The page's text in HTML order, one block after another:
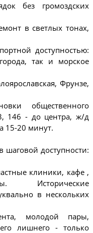
без громоздских
в светлых тонах,
доступностью:
так и морское
Фрунзе,
общественного
146 - до центра, ж/д
15-20 минут.
шаговой доступности:
клиники, кафе ,
Исторические
в нескольких
молодой пары,
лишнего - только